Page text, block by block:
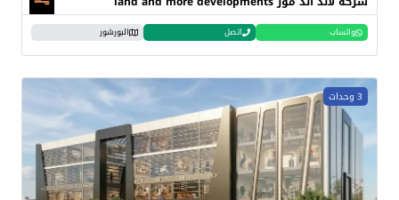
واتساب اتصل البورشور
3 وحدات